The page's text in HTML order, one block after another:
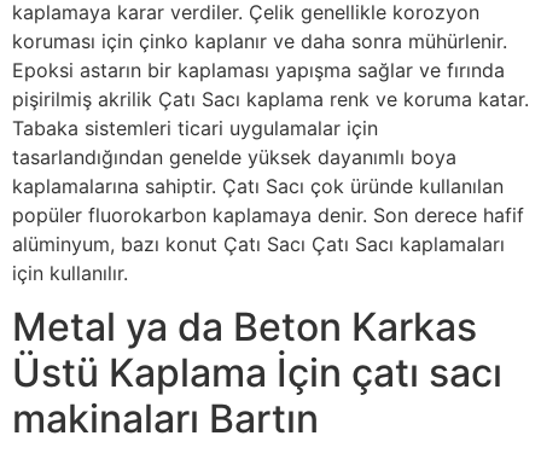
kaplamaya karar verdiler. Çelik genellikle korozyon
koruması için çinko kaplanır ve daha sonra mühürlenir.
Epoksi astarın bir kaplaması yapışma sağlar ve fırında
pişirilmiş akrilik Çatı Sacı kaplama renk ve koruma katar.
Tabaka sistemleri ticari uygulamalar için
tasarlandığından genelde yüksek dayanımlı boya
kaplamalarına sahiptir. Çatı Sacı çok üründe kullanılan
popüler fluorokarbon kaplamaya denir. Son derece hafif
alüminyum, bazı konut Çatı Sacı Çatı Sacı kaplamaları
için kullanılır.
Metal ya da Beton Karkas
Üstü Kaplama İçin çatı sacı
makinaları Bartın